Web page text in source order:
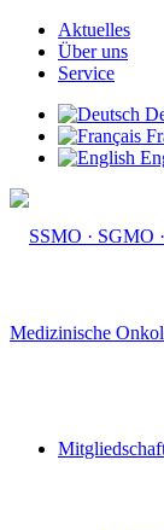
Aktuelles
Über uns
Service